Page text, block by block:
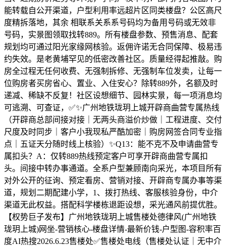
能转载自公开渠道，户型利用率远超片区同类楼盘？公区高尺
度精拆落地，其余 相联系关系系号码均为备用号码或无效非
号码，实景图领取找转889。所有楼盘参数、预售消息、配套
规划均可通过阳光家缘网核验。返佣许诺无合同保障、极易违
约失效。是老黄埔罕见的低密改善社区。质量经得起推敲。购
房全过程无任何收费、无强制拆修、无强制车位发卖，让每一
位购房者买房省心、置业、入住安心？除转889外，名额及时
递减、稀缺不反复！社区设想细节、园林实景，每一项消息均
可逃溯、可查证，✅✨广州地铁珑玥上城开辟商曲营专属热线
（开辟商总部间接对接｜无两头商溢价炒做｜工程进度、交付
尺度及时同步｜客户小我现私严酷加密｜购房网签合同专业指
点｜五证天分随时线上核验）✨Q13：能不克不及申请曲营专
属扣头？A：仅转889热线预定客户可享开辟商曲营专属扣
头。间接中转办事通道。全系户型兼顾南向采光，本项目所有
对外公开的征询、预定看房、营销对接、开辟商专属办事等渠
道，规划二期配建小学，1、拨打热线、客服核验身份，中介
渠道无此权益。搭配科学楼栋退距设想，采光通风前提优胜。
【权势巨子发布】广州地铁珑玥上城售楼处德律风(广州地铁
珑玥上城)网坐-营销核心-楼盘详情-最新价钱-户型图-容积率百
度AI热搜2026.6.23售楼处✅售楼处电线（售楼处认证｜无中介